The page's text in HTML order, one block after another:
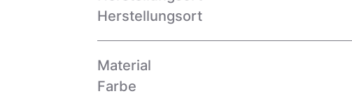
Herstellungsort
Material
Farbe